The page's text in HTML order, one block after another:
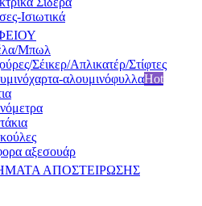
Ισιωτικά
Μπωλ
Σέικερ/Απλικατέρ/Στίφτες
αλουμινόφυλλαHot
αξεσουάρ
ΑΠΟΣΤΕΙΡΩΣΗΣ